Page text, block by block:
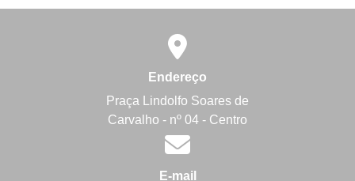
Endereço
Praça Lindolfo Soares de
Carvalho - nº 04 - Centro
E-mail